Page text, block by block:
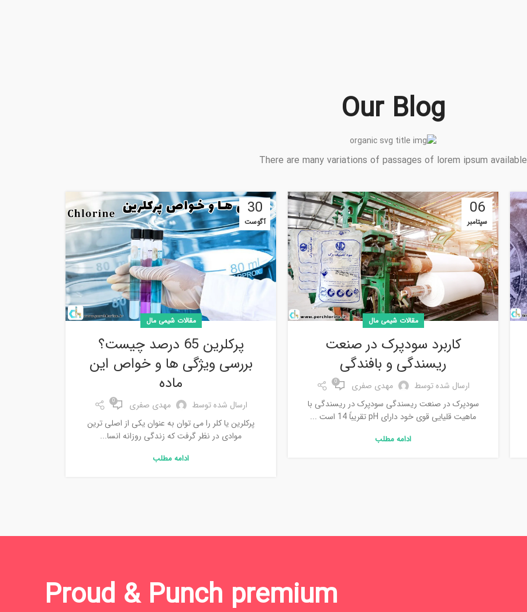
Our Blog
There are many variations of passages of lorem ipsum available
06
سپتامبر
مقالات شیمی مال
کاربرد سودپرک در صنعت
ریسندگی و بافندگی
ارسال شده توسط مهدی صفری 0
سودپرک در صنعت ریسندگی سودپرک در ریسندگی با
ماهیت قلیایی قوی خود دارای pH تقریباً 14 است ...
ادامه مطلب
30
آگوست
مقالات شیمی مال
پرکلرین 65 درصد چیست؟
بررسی ویژگی ها و خواص این
ماده
ارسال شده توسط مهدی صفری 0
پرکلرین یا کلر را می توان به عنوان یکی از اصلی ترین
موادی در نظر گرفت که زندگی روزانه انسا...
ادامه مطلب
Proud & Punch premium